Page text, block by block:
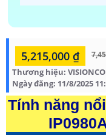
5,215,000 ₫
Thương hiệu:
Ngày đăng: 11/8/2025
Tính năng